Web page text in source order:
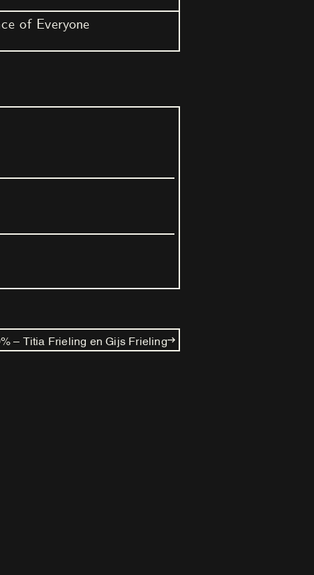
of Everyone
– Titia Frieling en Gijs Frieling